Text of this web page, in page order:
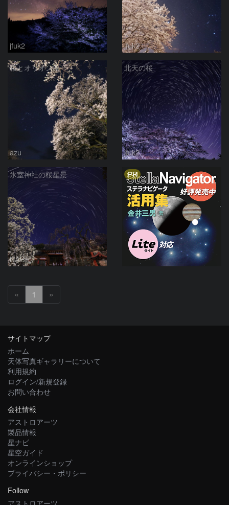
jfuk2 jfuk2
桜とオリオン座
azu
北天の桜
jfuk2
氷室神社の桜星景
NABE
PR
« 1 »
サイトマップ
ホーム
天体写真ギャラリーについて
利用規約
ログイン/新規登録
お問い合わせ
会社情報
アストロアーツ
製品情報
星ナビ
星空ガイド
オンラインショップ
プライバシー・ポリシー
Follow
アストロアーツ